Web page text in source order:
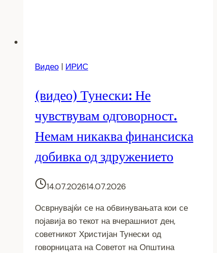
Видео | ИРИС
(видео) Тунески: Не
чувствувам одговорност.
Немам никаква финансиска
добивка од здружението
14.07.202614.07.2026
Осврнувајќи се на обвинувањата кои се
појавија во текот на вчерашниот ден,
советникот Христијан Тунески од
говорницата на Советот на Општина